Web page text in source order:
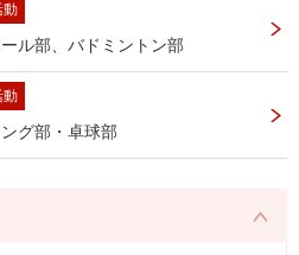
動
ル部、バドミントン部
動
グ部・卓球部